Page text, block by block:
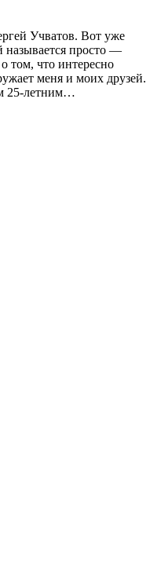
Учватов. Вот уже
называется просто —
том, что интересно
меня и моих друзей.
25-летним…